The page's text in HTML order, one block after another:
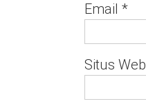
Email *
Situs Web